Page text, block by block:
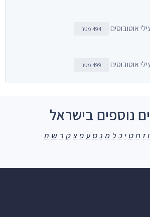
494 מטר
499 מטר
נוספים בישראל
ו ז ח ט י כ ל מ נ ס ע פ צ ק ר ש ת